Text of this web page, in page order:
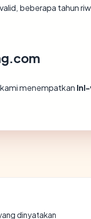
beberapa tahun
menempatkan
dinyatakan